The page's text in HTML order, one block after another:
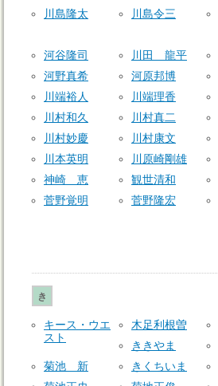
川島隆太
川島令三
河谷隆司
川田 龍平
河野真希
河原邦博
川端裕人
川端理香
川村和久
川村真二
川村妙慶
川村康文
川本英明
川原崎剛雄
神崎 恵
観世清和
菅野覚明
菅野隆宏
き
キース・ウエ
スト
木足利根曽
ききやま
菊池 新
きくちいま